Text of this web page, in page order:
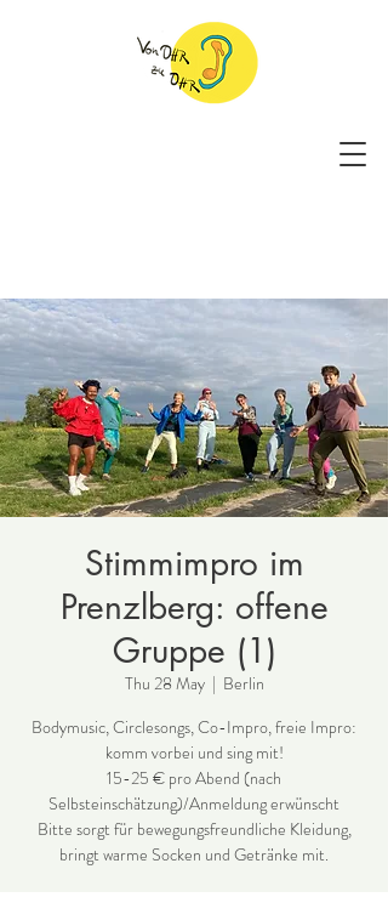
Stimmimpro im
Prenzlberg: offene
Gruppe (1)
Thu 28 May
  |
Berlin
Bodymusic, Circlesongs, Co-Impro, freie Impro:
komm vorbei und sing mit!
15-25 € pro Abend (nach
Selbsteinschätzung)/Anmeldung erwünscht
Bitte sorgt für bewegungsfreundliche Kleidung,
bringt warme Socken und Getränke mit.